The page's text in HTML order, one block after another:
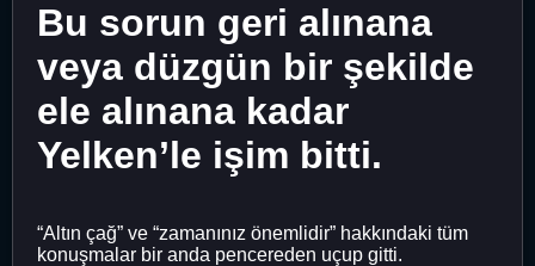
Bu sorun geri alınana
veya düzgün bir şekilde
ele alınana kadar
Yelken’le işim bitti.
“Altın çağ” ve “zamanınız önemlidir” hakkındaki tüm
konuşmalar bir anda pencereden uçup gitti.